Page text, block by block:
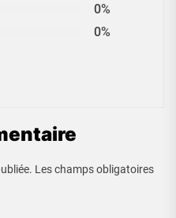
0%
0%
Les champs obligatoires